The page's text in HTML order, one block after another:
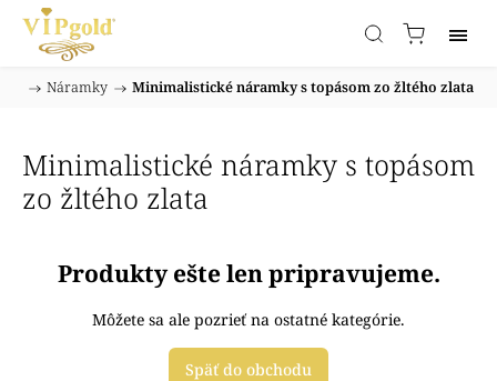
/ Náramky / Minimalistické náramky s topásom zo žltého zlata
Minimalistické náramky s topásom
zo žltého zlata
Produkty ešte len pripravujeme.
Môžete sa ale pozrieť na ostatné kategórie.
Späť do obchodu